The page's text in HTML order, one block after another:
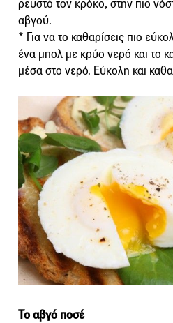
ρευστό τον κρόκο, στην πιο
αβγού.
* Για να το καθαρίσεις πιο
ένα μπολ με κρύο νερό και το
μέσα στο νερό. Εύκολη και
Το αβγό ποσέ